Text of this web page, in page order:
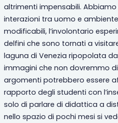
altrimenti impensabili.
interazioni tra uomo e
modificabili, l’involontario
delfini che sono tornati a
laguna di Venezia ripopolata
immagini che non dovremmo
argomenti potrebbero essere
rapporto degli studenti con
solo di parlare di didattica a
nello spazio di pochi mesi si